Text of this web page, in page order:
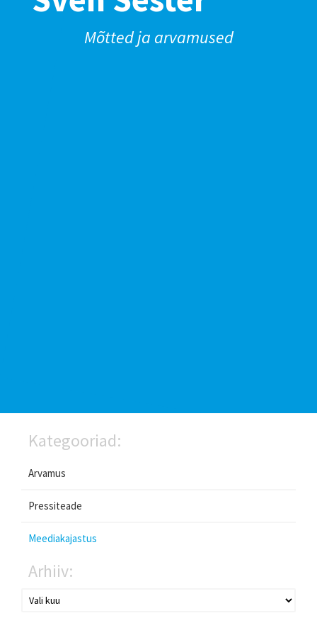
Mõtted ja arvamused
Kategooriad:
Arvamus
Pressiteade
Meediakajastus
Arhiiv: